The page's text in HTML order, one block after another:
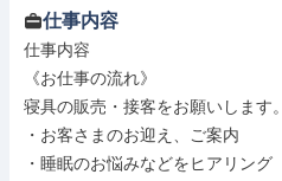
仕事内容
仕事内容
《お仕事の流れ》
寝具の販売・接客をお願いします。
・お客さまのお迎え、ご案内
・睡眠のお悩みなどをヒアリング